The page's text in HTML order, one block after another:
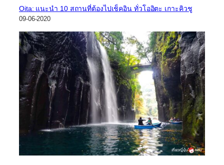
Oita: แนะนำ 10 สถานที่ต้องไปเช็คอิน ทั่วโออิตะ เกาะคิวชู
09-06-2020